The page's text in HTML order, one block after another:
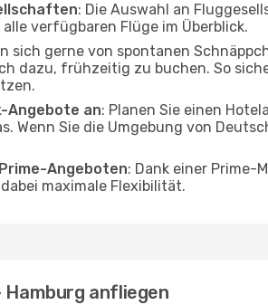
: Die Auswahl an
verfügbaren Flüge im Überblick.
sich gerne von spontanen
dazu, frühzeitig zu buchen. So
Angebote an: Planen Sie einen
Wenn Sie die Umgebung von
Angeboten: Dank einer Prime-
maximale Flexibilität.
anfliegen